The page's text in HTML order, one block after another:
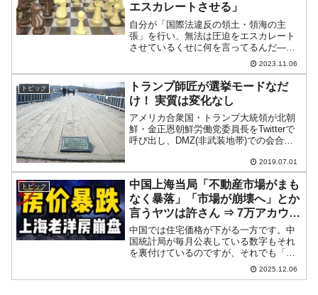
エスカレートさせる」
自分が「国際法違反の領土・領海の主
張」を行い、無法は圧迫をエスカレート
させているくせに何を言ってるんだ――
という話です。中国共産党の英語版御用
新聞『Global Times』は、日本・岸田文
雄首相のフィリピン・マレーシア訪問
（安全保障上の協...
2023.11.06
トピック
トランプ師匠が選挙モードなだ
け！ 実質は変化なし
アメリカ合衆国・トランプ大統領が北朝
鮮・金正恩朝鮮労働党委員長をTwitterで
呼び出し、DMZ(非武装地帯)での会合が
て驚いた」としているので、世界中で
「見てたんかい！」という突っ込みなさ
れたこ...
2019.07.01
トピック
中国上海当局「不動産市場がまも
なく暴落」「市場が崩壊へ」とか
言うヤツは許さん ⇒ 7万アカウン
トをバン。
中国では住宅価格が下がる一方です。中
国統計局が毎月公表している数字もそれ
を裏付けているのですが、それでも「底
なし沼」状態であることを国民が発信す
るのは許さん――当局が取り締まりうに
2025.12.06